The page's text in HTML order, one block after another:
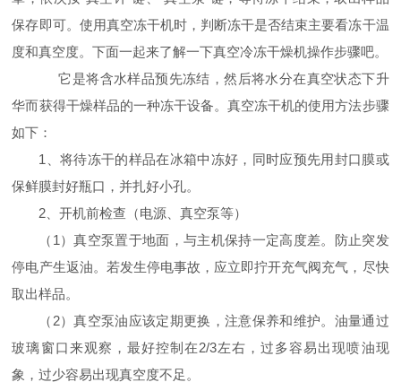
保存即可。使用真空冻干机时，判断冻干是否结束主要看冻干温
度和真空度。下面一起来了解一下真空冷冻干燥机操作步骤吧。
它是将含水样品预先冻结，然后将水分在真空状态下升
华而获得干燥样品的一种冻干设备。真空冻干机的使用方法步骤
如下：
1、将待冻干的样品在冰箱中冻好，同时应预先用封口膜或
保鲜膜封好瓶口，并扎好小孔。
2、开机前检查（电源、真空泵等）
（1）真空泵置于地面，与主机保持一定高度差。防止突发
停电产生返油。若发生停电事故，应立即拧开充气阀充气，尽快
取出样品。
（2）真空泵油应该定期更换，注意保养和维护。油量通过
玻璃窗口来观察，最好控制在2/3左右，过多容易出现喷油现
象，过少容易出现真空度不足。